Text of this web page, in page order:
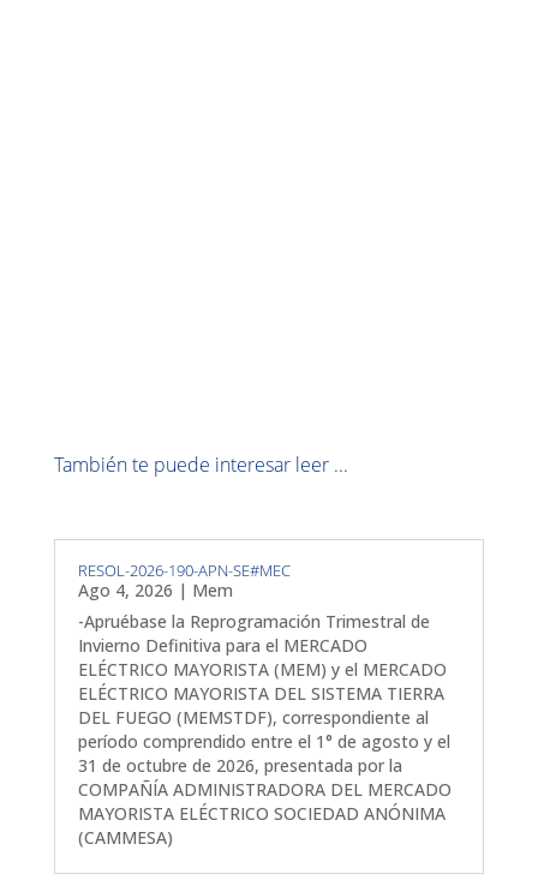
También te puede interesar leer ...
RESOL-2026-190-APN-SE#MEC
Ago 4, 2026 | Mem
-Apruébase la Reprogramación Trimestral de
Invierno Definitiva para el MERCADO
ELÉCTRICO MAYORISTA (MEM) y el MERCADO
ELÉCTRICO MAYORISTA DEL SISTEMA TIERRA
DEL FUEGO (MEMSTDF), correspondiente al
período comprendido entre el 1° de agosto y el
31 de octubre de 2026, presentada por la
COMPAÑÍA ADMINISTRADORA DEL MERCADO
MAYORISTA ELÉCTRICO SOCIEDAD ANÓNIMA
(CAMMESA)